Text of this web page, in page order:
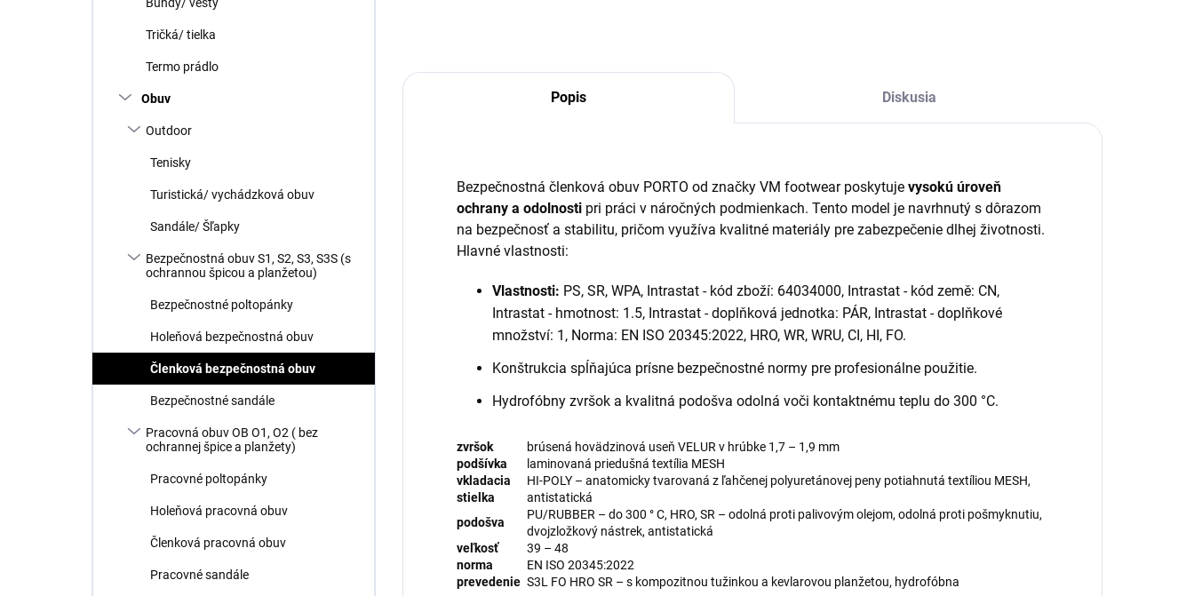
Tričká/ tielka
Termo prádlo
Obuv
Outdoor
Tenisky
Turistická/ vychádzková obuv
Sandále/ Šľapky
Bezpečnostná obuv S1, S2, S3, S3S (s
ochrannou špicou a planžetou)
Bezpečnostné poltopánky
Holeňová bezpečnostná obuv
Členková bezpečnostná obuv
Bezpečnostné sandále
Pracovná obuv OB O1, O2 ( bez
ochrannej špice a planžety)
Pracovné poltopánky
Holeňová pracovná obuv
Členková pracovná obuv
Pracovné sandále
Popis Diskusia
Bezpečnostná členková obuv PORTO od značky VM footwear poskytuje vysokú úroveň
ochrany a odolnosti pri práci v náročných podmienkach. Tento model je navrhnutý s dôrazom
na bezpečnosť a stabilitu, pričom využíva kvalitné materiály pre zabezpečenie dlhej životnosti.
Hlavné vlastnosti:
Vlastnosti: PS, SR, WPA, Intrastat - kód zboží: 64034000, Intrastat - kód země: CN,
Intrastat - hmotnost: 1.5, Intrastat - doplňková jednotka: PÁR, Intrastat - doplňkové
množství: 1, Norma: EN ISO 20345:2022, HRO, WR, WRU, CI, HI, FO.
Konštrukcia spĺňajúca prísne bezpečnostné normy pre profesionálne použitie.
Hydrofóbny zvršok a kvalitná podošva odolná voči kontaktnému teplu do 300 °C.
zvršok
brúsená hovädzinová useň VELUR v hrúbke 1,7 – 1,9 mm
podšívka
laminovaná priedušná textília MESH
vkladacia
stielka
HI-POLY – anatomicky tvarovaná z ľahčenej polyuretánovej peny potiahnutá textíliou MESH,
antistatická
podošva
PU/RUBBER – do 300 ° C, HRO, SR – odolná proti palivovým olejom, odolná proti pošmyknutiu,
dvojzložkový nástrek, antistatická
veľkosť
39 – 48
norma
EN ISO 20345:2022
prevedenie S3L FO HRO SR – s kompozitnou tužinkou a kevlarovou planžetou, hydrofóbna